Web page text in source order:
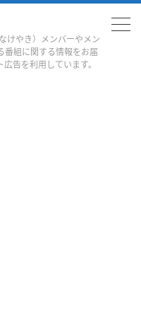
けやき）メンバーやメン
番組に関する情報をお届
告を利用しています。